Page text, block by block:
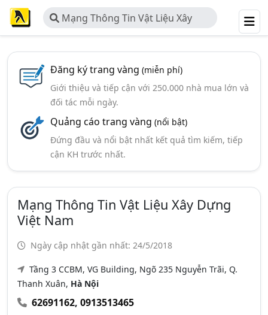
Mạng Thông Tin Vật Liệu Xây
Dựng Việt Nam
Đăng ký trang vàng (miễn phí)
Giới thiệu và tiếp cận với 250.000 nhà mua lớn và
đối tác mỗi ngày.
Quảng cáo trang vàng (nổi bật)
Đứng đầu và nổi bật nhất kết quả tìm kiếm, tiếp
cận KH trước nhất.
Mạng Thông Tin Vật Liệu Xây Dựng
Việt Nam
Ngày cập nhật gần nhất: 24/5/2018
Tầng 3 CCBM, VG Building, Ngõ 235 Nguyễn Trãi, Q.
Thanh Xuân, Hà Nội
62691162, 0913513465